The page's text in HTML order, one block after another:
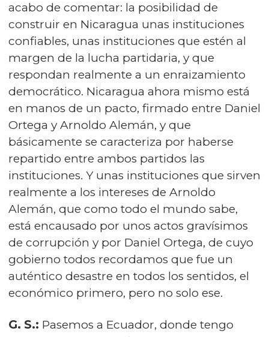
acabo de comentar: la posibilidad de
construir en Nicaragua unas instituciones
confiables, unas instituciones que estén al
margen de la lucha partidaria, y que
respondan realmente a un enraizamiento
democrático. Nicaragua ahora mismo está
en manos de un pacto, firmado entre Daniel
Ortega y Arnoldo Alemán, y que
básicamente se caracteriza por haberse
repartido entre ambos partidos las
instituciones. Y unas instituciones que sirven
realmente a los intereses de Arnoldo
Alemán, que como todo el mundo sabe,
está encausado por unos actos gravísimos
de corrupción y por Daniel Ortega, de cuyo
gobierno todos recordamos que fue un
auténtico desastre en todos los sentidos, el
económico primero, pero no solo ese.
G. S.: Pasemos a Ecuador, donde tengo